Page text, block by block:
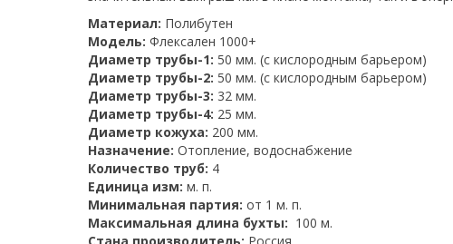
Материал: Полибутен
Модель: Флексален 1000+
Диаметр трубы-1: 50 мм. (с кислородным барьером)
Диаметр трубы-2: 50 мм. (с кислородным барьером)
Диаметр трубы-3: 32 мм.
Диаметр трубы-4: 25 мм.
Диаметр кожуха: 200 мм.
Назначение: Отопление, водоснабжение
Количество труб: 4
Единица изм: м. п.
Минимальная партия: от 1 м. п.
Максимальная длина бухты: 100 м.